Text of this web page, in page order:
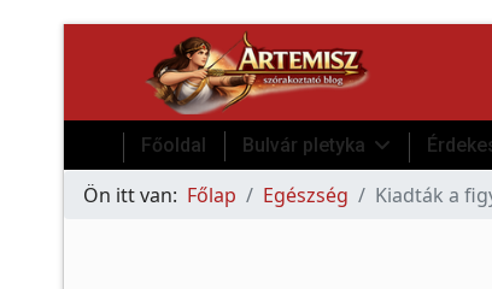
Főoldal Bulvár pletyka
Ön itt van: Főlap Egészség Kiadták a